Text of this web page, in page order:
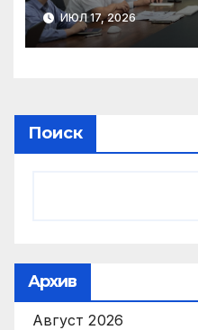
ИЮЛ 17, 2026
Поиск
Архив
Август 2026